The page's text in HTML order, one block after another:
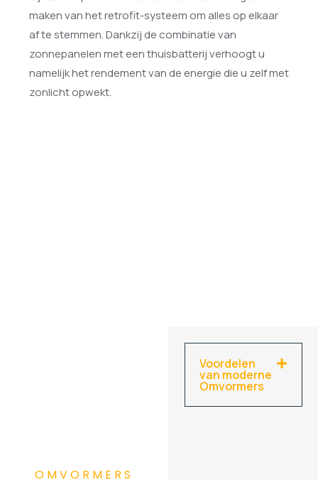
maken van het retrofit-systeem om alles op elkaar
af te stemmen. Dankzij de combinatie van
zonnepanelen met een thuisbatterij verhoogt u
namelijk het rendement van de energie die u zelf met
zonlicht opwekt.
OMVORMERS
Voordelen
van moderne
Omvormers